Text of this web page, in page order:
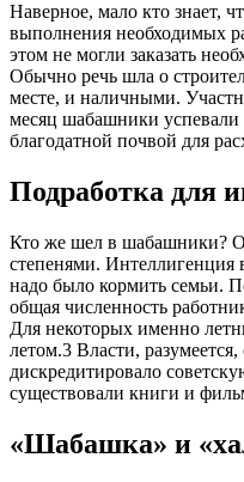
Наверное, мало кто знает,
выполнения необходимых
этом не могли заказать
Обычно речь шла о
месте, и наличными.
месяц шабашники успевали
благодатной почвой для
Подработка для
Кто же шел в шабашники?
степенями. Интеллигенция
надо было кормить семьи.
общая численность
Для некоторых именно
летом.3 Власти,
дискредитировало
существовали книги и
«Шабашка» и